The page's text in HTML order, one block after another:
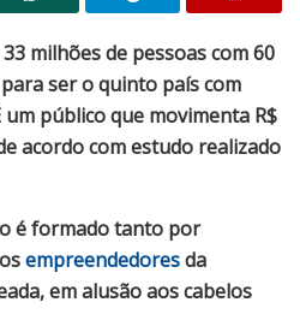
milhões de pessoas com 60
ser o quinto país com
público que movimenta R$
acordo com estudo realizado
é formado tanto por
empreendedoresda
em alusão aos cabelos